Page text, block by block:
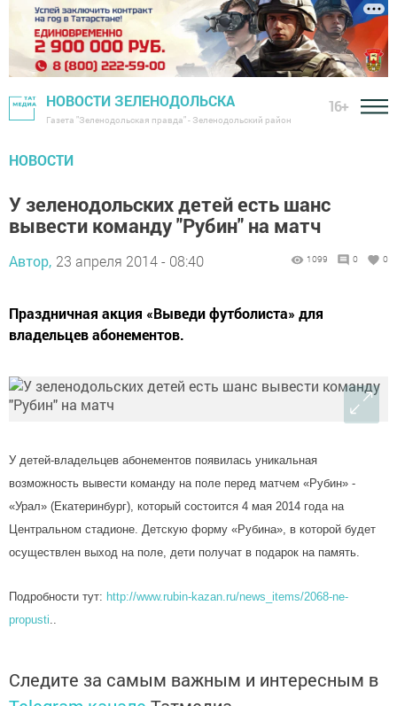
НОВОСТИ ЗЕЛЕНОДОЛЬСКА
Газета "Зеленодольская правда" - Зеленодольский район
16+
НОВОСТИ
У зеленодольских детей есть шанс
вывести команду "Рубин" на матч
Автор, 23 апреля 2014 - 08:40 1099 0 0
Праздничная акция «Выведи футболиста» для
владельцев абонементов.
У детей-владельцев абонементов появилась уникальная
возможность вывести команду на поле перед матчем «Рубин» -
«Урал» (Екатеринбург), который состоится 4 мая 2014 года на
Центральном стадионе. Детскую форму «Рубина», в которой будет
осуществлен выход на поле, дети получат в подарок на память.
Подробности тут: http://www.rubin-kazan.ru/news_items/2068-ne-
propusti..
Следите за самым важным и интересным в